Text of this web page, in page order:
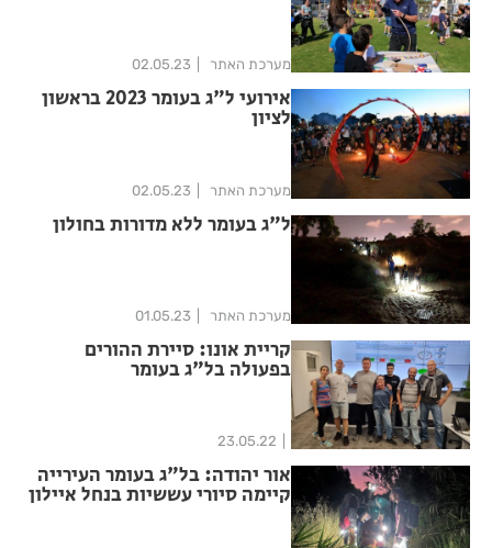
מערכת האתר 02.05.23
אירועי ל"ג בעומר 2023 בראשון
לציון
מערכת האתר 02.05.23
ל"ג בעומר ללא מדורות בחולון
מערכת האתר 01.05.23
קריית אונו: סיירת ההורים
בפעולה בל"ג בעומר
23.05.22
אור יהודה: בל"ג בעומר העירייה
קיימה סיורי עששיות בנחל איילון